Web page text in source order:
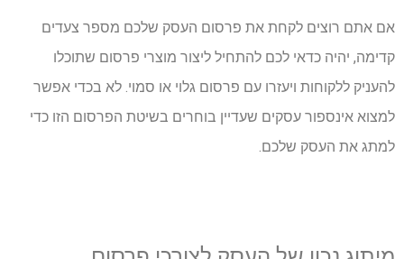
אם אתם רוצים לקחת את פרסום העסק שלכם מספר צעדים
קדימה, יהיה כדאי לכם להתחיל ליצור מוצרי פרסום שתוכלו
להעניק ללקוחות ויעזרו עם פרסום גלוי או סמוי. לא בכדי אפשר
למצוא אינספור עסקים שעדיין בוחרים בשיטת הפרסום הזו כדי
למתג את העסק שלכם.